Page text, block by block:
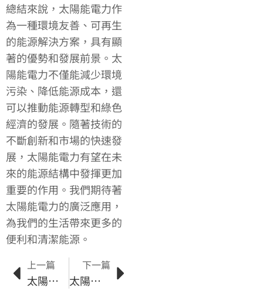
總結來說，太陽能電力作
為一種環境友善、可再生
的能源解決方案，具有顯
著的優勢和發展前景。太
陽能電力不僅能減少環境
污染、降低能源成本，還
可以推動能源轉型和綠色
經濟的發展。隨著技術的
不斷創新和市場的快速發
展，太陽能電力有望在未
來的能源結構中發揮更加
重要的作用。我們期待著
太陽能電力的廣泛應用，
為我們的生活帶來更多的
便利和清潔能源。
上一篇
太陽能市場的法規環境及政府政策影響分析
下一篇
太陽能解決方案：能源效率的未來